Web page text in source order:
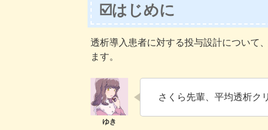
☑️はじめに
透析導入患者に対する投与設計について
ます。
さくら先輩、平均透析ク